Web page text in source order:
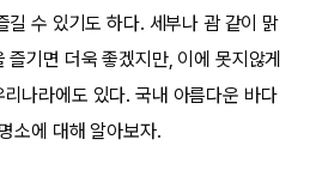
길 수 있기도 하다. 세부나 괌 같이 맑
즐기면 더욱 좋겠지만, 이에 못지않게
나라에도 있다. 국내 아름다운 바다
소에 대해 알아보자.